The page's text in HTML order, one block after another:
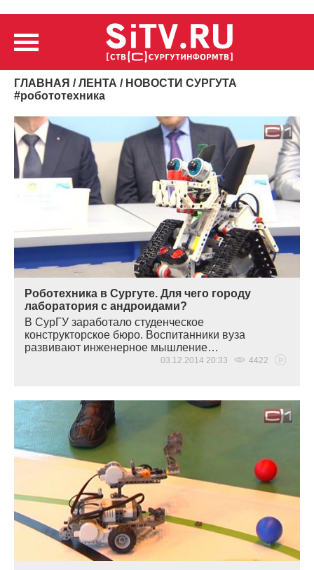
ГЛАВНАЯ /ЛЕНТА / НОВОСТИ СУРГУТА
#робототехника
Роботехника в Сургуте. Для чего городу
лаборатория с андроидами?
В СурГУ заработало студенческое
конструкторское бюро. Воспитанники вуза
развивают инженерное мышление…
03.12.2014 20:33 4422